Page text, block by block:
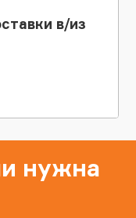
в/из
нужна